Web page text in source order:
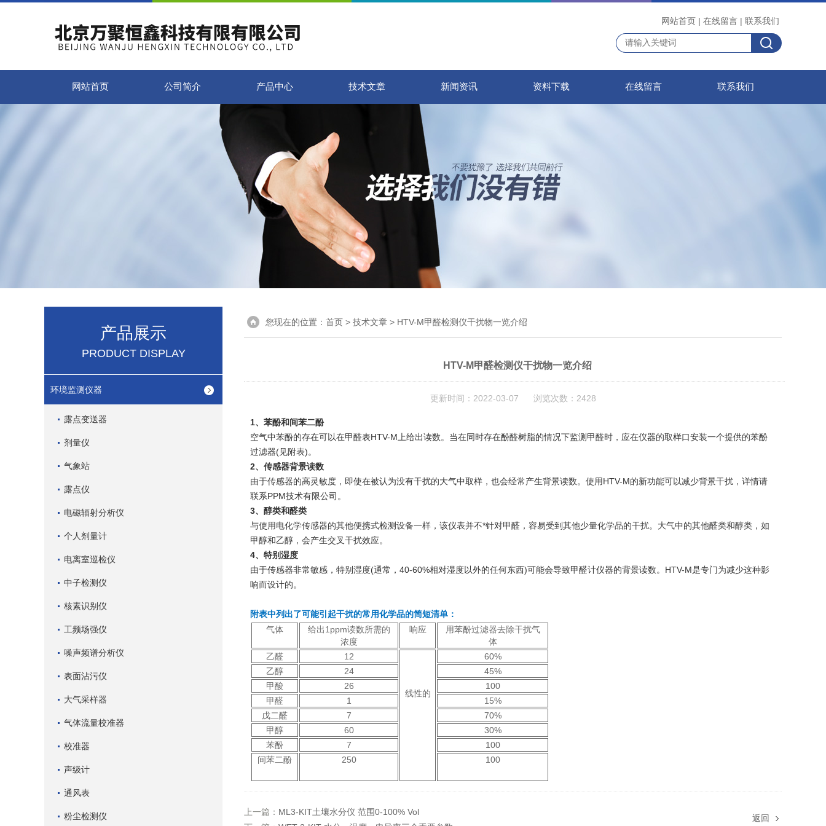
网站首页 | 在线留言 | 联系我们
网站首页 公司简介 产品中心 技术文章 新闻资讯 资料下载 在线留言 联系我们
产品展示
PRODUCT DISPLAY
环境监测仪器
露点变送器
剂量仪
气象站
露点仪
电磁辐射分析仪
个人剂量计
电离室巡检仪
中子检测仪
核素识别仪
工频场强仪
噪声频谱分析仪
表面沾污仪
大气采样器
气体流量校准器
校准器
声级计
通风表
粉尘检测仪
您现在的位置： 首页 > 技术文章 > HTV-M甲醛检测仪干扰物一览介绍
HTV-M甲醛检测仪干扰物一览介绍
更新时间：2022-03-07 浏览次数：2428
1、苯酚和间苯二酚
空气中苯酚的存在可以在甲醛表HTV-M上给出读数。当在同时存在酚醛树脂的情况下监测甲醛时，应在仪器的取样口安装一个提供的苯酚
过滤器(见附表)。
2、传感器背景读数
由于传感器的高灵敏度，即使在被认为没有干扰的大气中取样，也会经常产生背景读数。使用HTV-M的新功能可以减少背景干扰，详情请
联系PPM技术有限公司。
3、醇类和醛类
与使用电化学传感器的其他便携式检测设备一样，该仪表并不*针对甲醛，容易受到其他少量化学品的干扰。大气中的其他醛类和醇类，如
甲醇和乙醇，会产生交叉干扰效应。
4、特别湿度
由于传感器非常敏感，特别湿度(通常，40-60%相对湿度以外的任何东西)可能会导致甲醛计仪器的背景读数。HTV-M是专门为减少这种影
响而设计的。
附表中列出了可能引起干扰的常用化学品的简短清单：
气体
给出1ppm读数所需的
浓度
响应
用苯酚过滤器去除干扰气
体
乙醛
12
线性的
60%
乙醇
24
45%
甲酸
26
100
甲醛
1
15%
戊二醛
7
70%
甲醇
60
30%
苯酚
7
100
间苯二酚
250 100
上一篇： ML3-KIT土壤水分仪 范围0-100% Vol
返回